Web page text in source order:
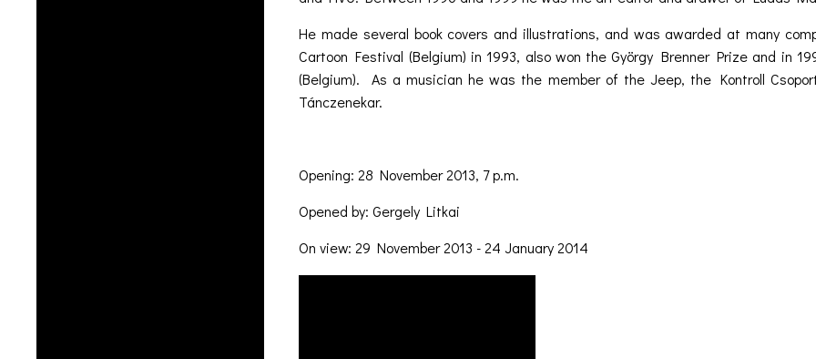
He made several book covers and illustrations, and was awarded at many
Cartoon Festival (Belgium) in 1993, also won the György Brenner Prize and in
(Belgium). As a musician he was the member of the Jeep, the Kontroll
Tánczenekar.
Opening: 28 November 2013, 7 p.m.
Opened by: Gergely Litkai
On view: 29 November 2013 - 24 January 2014